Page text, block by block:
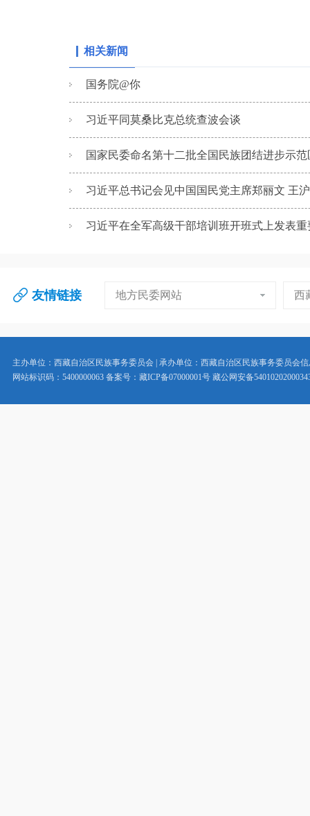
相关新闻
国务院@你
习近平同莫桑比克总统查波会谈
国家民委命名第十二批全国民族团结进步示
习近平总书记会见中国国民党主席郑丽文 王
习近平在全军高级干部培训班开班式上发表
友情链接 地方民委网站 西
主办单位：西藏自治区民族事务委员会 | 承办单位：西藏自治区民族事务委员会
网站标识码：5400000063 备案号：藏ICP备07000001号 藏公网安备